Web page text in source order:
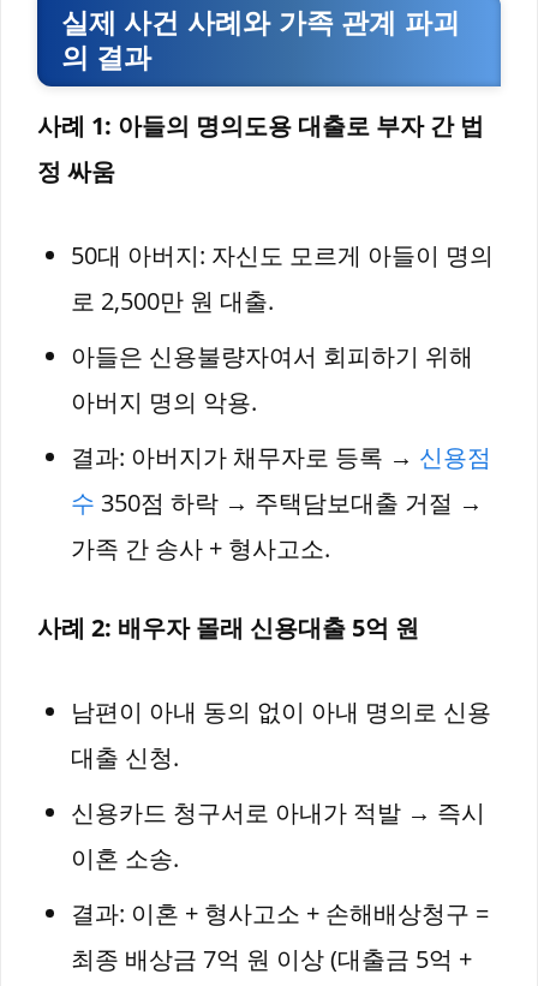
실제 사건 사례와 가족 관계 파괴
의 결과
사례 1: 아들의 명의도용 대출로 부자 간 법
정 싸움
50대 아버지: 자신도 모르게 아들이 명의
로 2,500만 원 대출.
아들은 신용불량자여서 회피하기 위해
아버지 명의 악용.
결과: 아버지가 채무자로 등록 → 신용점
수 350점 하락 → 주택담보대출 거절 →
가족 간 송사 + 형사고소.
사례 2: 배우자 몰래 신용대출 5억 원
남편이 아내 동의 없이 아내 명의로 신용
대출 신청.
신용카드 청구서로 아내가 적발 → 즉시
이혼 소송.
결과: 이혼 + 형사고소 + 손해배상청구 =
최종 배상금 7억 원 이상 (대출금 5억 +